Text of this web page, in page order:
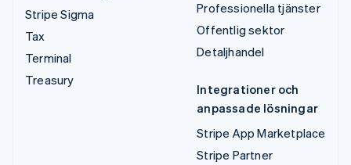
Stripe Sigma
Tax
Terminal
Treasury
Professionella tjänster
Offentlig sektor
Detaljhandel
Integrationer och
anpassade lösningar
Stripe App Marketplace
Stripe Partner